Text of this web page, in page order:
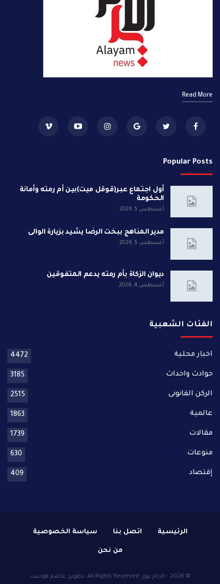
Read More
Popular Posts
أول اجتماع عبر(قوقل ميت)بين أم رمته وأمانة
الحكومة
أغسطس 5, 2026
مدير المناهج ببخت الرضا يشيد بزيارة الوالى
أغسطس 5, 2026
ديوان الزكاة بأم رمته يدعم المتفوقين
أغسطس 4, 2026
الفئات الشعبية
اخبار محلية 4472
حوادث واحداث 3185
الركن القانونى 2515
عالمية 1863
مقالات 1739
منوعات 630
إقتصاد 409
الرئيسية اتصل بنا سياسة الخصوصية
من نحن
© 2026 - الايام نيوز. All Rights Reserved. تطوير: عاصم هوست